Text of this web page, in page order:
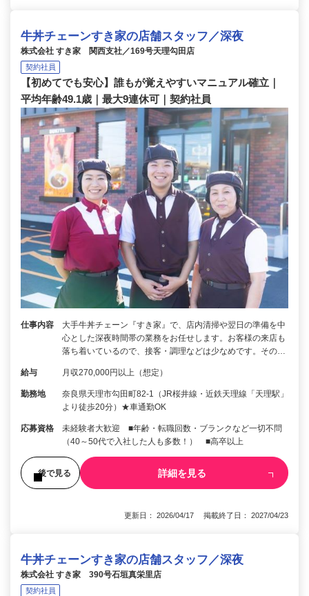
牛丼チェーンすき家の店舗スタッフ／深夜
株式会社 すき家 関西支社／169号天理勾田店
契約社員
【初めてでも安心】誰もが覚えやすいマニュアル確立｜
平均年齢49.1歳｜最大9連休可｜契約社員
仕事内容
大手牛丼チェーン『すき家』で、店内清掃や翌日の準備を中
心とした深夜時間帯の業務をお任せします。お客様の来店も
落ち着いているので、接客・調理などは少なめです。その…
給与 月収270,000円以上（想定）
勤務地
奈良県天理市勾田町82-1（JR桜井線・近鉄天理線「天理駅」
より徒歩20分）★車通勤OK
応募資格
未経験者大歓迎 ■年齢・転職回数・ブランクなど一切不問
（40～50代で入社した人も多数！） ■高卒以上
後で見る 詳細を見る
更新日： 2026/04/17 掲載終了日： 2027/04/23
牛丼チェーンすき家の店舗スタッフ／深夜
株式会社 すき家 390号石垣真栄里店
契約社員